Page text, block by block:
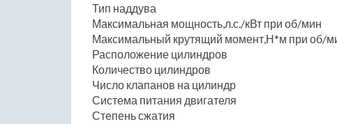
Тип наддува
Максимальная мощность,л.с./кВт при об/мин
Максимальный крутящий момент,Н*м при об/
Расположение цилиндров
Количество цилиндров
Число клапанов на цилиндр
Система питания двигателя
Степень сжатия